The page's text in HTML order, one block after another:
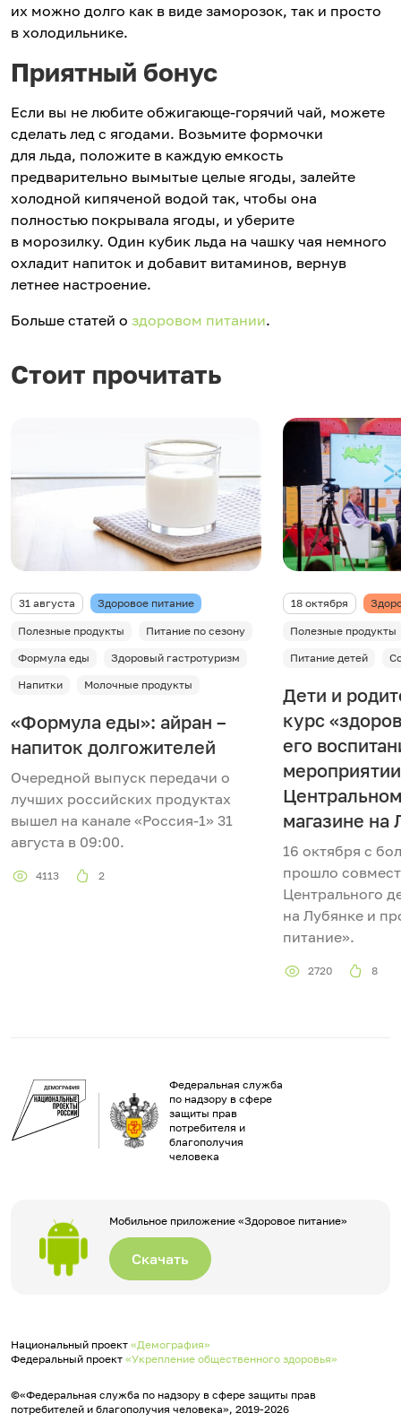
их можно долго как в виде заморозок, так и просто
в холодильнике.
Приятный бонус
Если вы не любите обжигающе-горячий чай, можете
сделать лед с ягодами. Возьмите формочки
для льда, положите в каждую емкость
предварительно вымытые целые ягоды, залейте
холодной кипяченой водой так, чтобы она
полностью покрывала ягоды, и уберите
в морозилку. Один кубик льда на чашку чая немного
охладит напиток и добавит витаминов, вернув
летнее настроение.
Больше статей о здоровом питании.
Стоит прочитать
31 августа Здоровое питание
Полезные продукты
Питание по сезону
Формула еды
Здоровый гастротуризм
Напитки
Молочные продукты
«Формула еды»: айран –
напиток долгожителей
Очередной выпуск передачи о
лучших российских продуктах
вышел на канале «Россия-1» 31
августа в 09:00.
4113 2
18 октября
Полезные продукты
Питание детей
Дети и
курс
его
магазине на
16 октября с
прошло
Центрального
на Лубянке и
питание».
2720 8
Федеральная служба
по надзору в сфере
защиты прав
потребителя и
благополучия
человека
Мобильное приложение «Здоровое питание»
Скачать
Национальный проект «Демография»
Федеральный проект «Укрепление общественного здоровья»
©«Федеральная служба по надзору в сфере защиты прав
потребителей и благополучия человека», 2019-2026